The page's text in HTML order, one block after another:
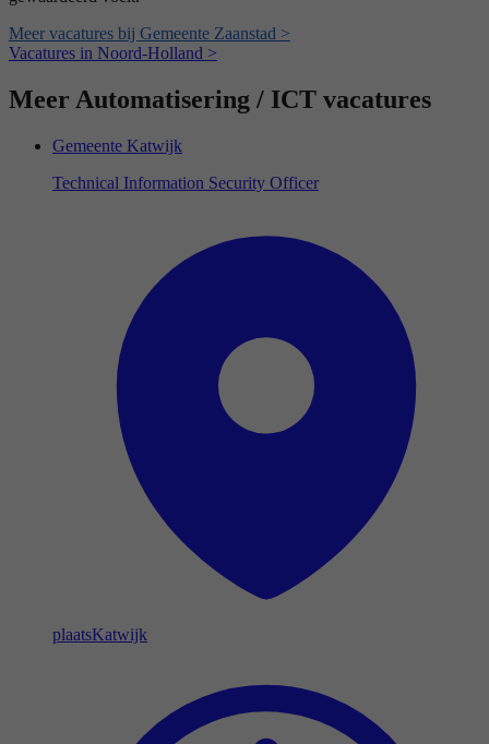
Meer vacatures bij Gemeente Zaanstad >
Vacatures in Noord-Holland >
Meer Automatisering / ICT vacatures
Gemeente Katwijk
Technical Information Security Officer
plaatsKatwijk